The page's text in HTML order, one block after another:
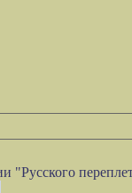
"Русского